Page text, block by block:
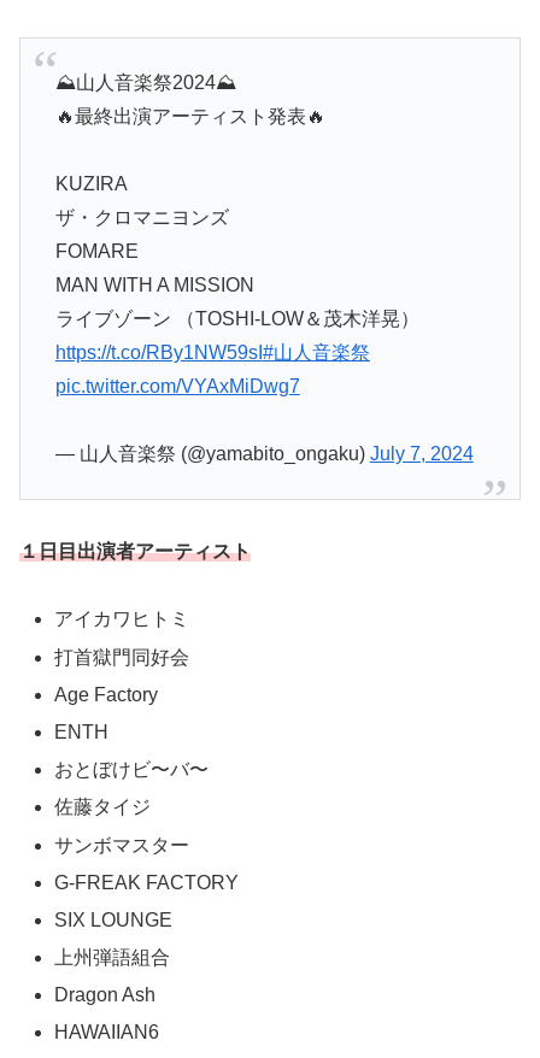
⛰️山人音楽祭2024⛰️
🔥最終出演アーティスト発表🔥
KUZIRA
ザ・クロマニヨンズ
FOMARE
MAN WITH A MISSION
ライブゾーン （TOSHI-LOW＆茂木洋晃）
https://t.co/RBy1NW59sI #山人音楽祭
pic.twitter.com/VYAxMiDwg7
— 山人音楽祭 (@yamabito_ongaku) July 7, 2024
１日目出演者アーティスト
アイカワヒトミ
打首獄門同好会
Age Factory
ENTH
おとぼけビ〜バ〜
佐藤タイジ
サンボマスター
G-FREAK FACTORY
SIX LOUNGE
上州弾語組合
Dragon Ash
HAWAIIAN6